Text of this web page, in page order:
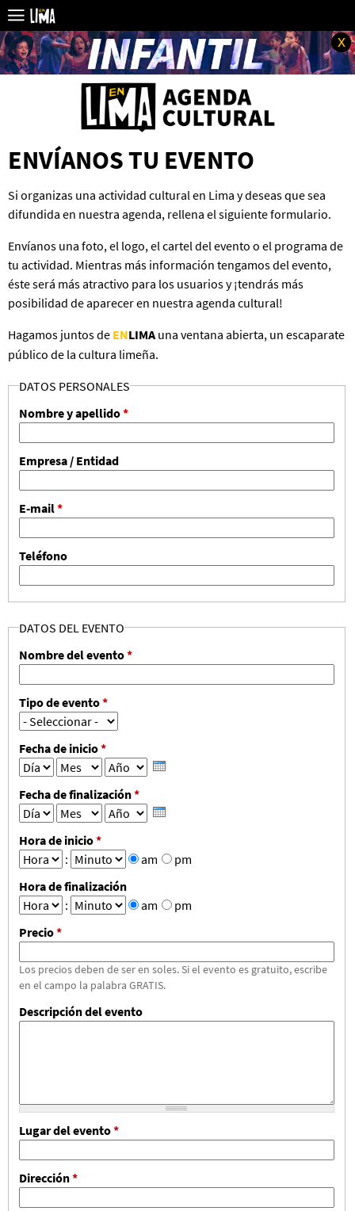
x
ENVÍANOS TU EVENTO
Si organizas una actividad cultural en Lima y deseas que sea
difundida en nuestra agenda, rellena el siguiente formulario.
Envíanos una foto, el logo, el cartel del evento o el programa de
tu actividad. Mientras más información tengamos del evento,
éste será más atractivo para los usuarios y ¡tendrás más
posibilidad de aparecer en nuestra agenda cultural!
Hagamos juntos de ENLIMA una ventana abierta, un escaparate
público de la cultura limeña.
DATOS PERSONALES
Nombre y apellido*
Empresa / Entidad
E-mail*
Teléfono
DATOS DEL EVENTO
Nombre del evento*
Tipo de evento*
Fecha de inicio*
Día
Mes
Año
Fecha de finalización*
Día
Mes
Año
Hora de inicio*
Hora
: Minuto am
pm
Hora de finalización
Hora
: Minuto am
pm
Precio*
Los precios deben de ser en soles. Si el evento es gratuito, escribe
en el campo la palabra GRATIS.
Descripción del evento
Lugar del evento*
Dirección*